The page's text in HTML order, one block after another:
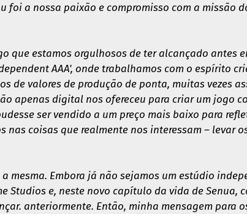
foi a nossa paixão e compromisso com a missão
que estamos orgulhosos de ter alcançado antes
AAA', onde trabalhamos com o espírito
de valores de produção de ponta, muitas vezes
apenas digital nos ofereceu para criar um jogo
ser vendido a um preço mais baixo para
coisas que realmente nos interessam – levar
a mesma. Embora já não sejamos um estúdio
Studios e, neste novo capítulo da vida de Senua,
anteriormente. Então, minha mensagem para